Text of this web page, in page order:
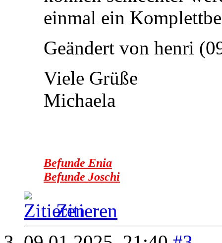
einmal ein
Geändert von henri
Viele Grüße
Michaela
Befunde Enia
Befunde Joschi
Zitieren